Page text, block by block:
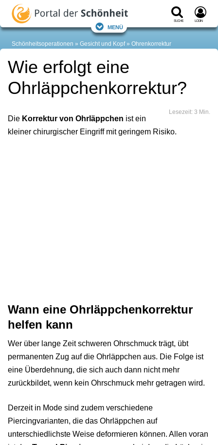
Suche Login
Menü
Schönheitsoperationen Gesicht und Kopf Ohrenkorrektur
Wie erfolgt eine
Ohrläppchenkorrektur?
Lesezeit: 3 Min.
Die Korrektur von Ohrläppchen ist ein
kleiner chirurgischer Eingriff mit geringem Risiko.
Wann eine Ohrläppchenkorrektur
helfen kann
Wer über lange Zeit schweren Ohrschmuck trägt, übt
permanenten Zug auf die Ohrläppchen aus. Die Folge ist
eine Überdehnung, die sich auch dann nicht mehr
zurückbildet, wenn kein Ohrschmuck mehr getragen wird.
Derzeit in Mode sind zudem verschiedene
Piercingvarianten, die das Ohrläppchen auf
unterschiedlichste Weise deformieren können. Allen voran